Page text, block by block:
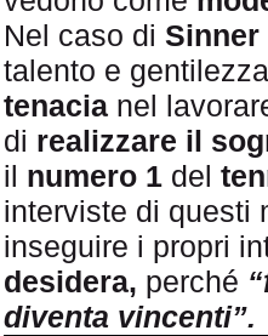
Nel caso di Sinner
talento e
tenacia nel
di realizzare il
il numero 1 del
interviste di questi
inseguire i propri
desidera, perché
diventa vincenti”.